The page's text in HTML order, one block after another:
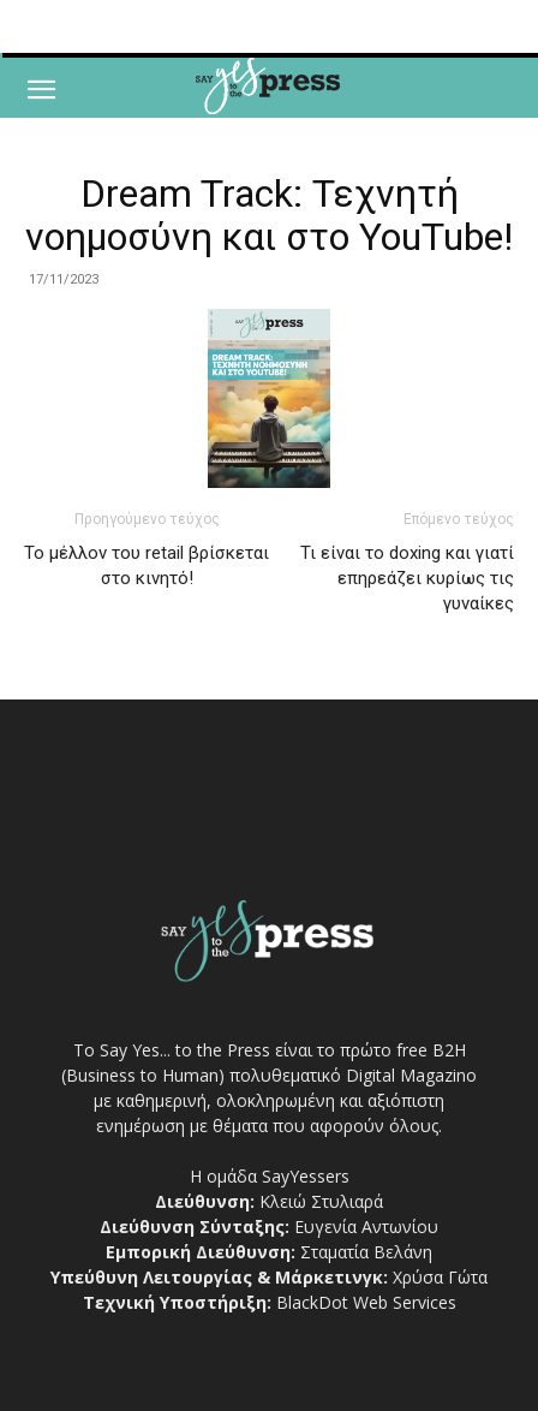
Dream Track: Τεχνητή
νοημοσύνη και στο YouTube!
17/11/2023
Προηγούμενο τεύχος
To μέλλον του retail βρίσκεται
στο κινητό!
Επόμενο τεύχος
Τι είναι το doxing και γιατί
επηρεάζει κυρίως τις
γυναίκες
Το Say Yes... to the Press είναι το πρώτο free Β2Η
(Business to Human) πολυθεματικό Digital Magazino
με καθημερινή, ολοκληρωμένη και αξιόπιστη
ενημέρωση με θέματα που αφορούν όλους.
Η ομάδα SayYessers
Διεύθυνση: Κλειώ Στυλιαρά
Διεύθυνση Σύνταξης: Ευγενία Αντωνίου
Εμπορική Διεύθυνση: Σταματία Βελάνη
Υπεύθυνη Λειτουργίας & Μάρκετινγκ: Χρύσα Γώτα
Τεχνική Υποστήριξη: BlackDot Web Services